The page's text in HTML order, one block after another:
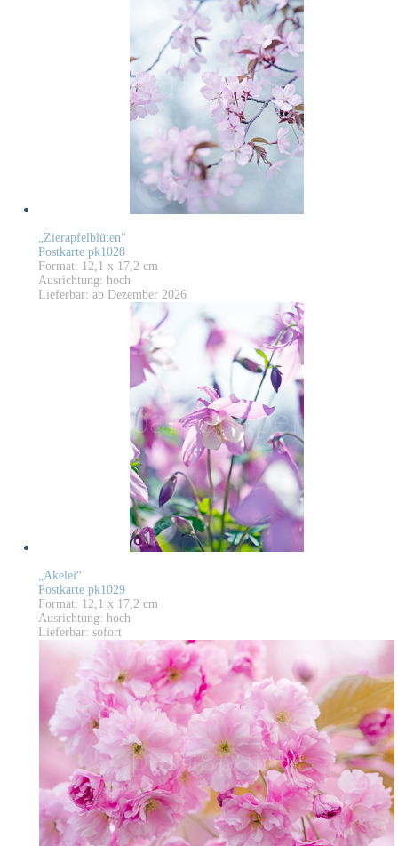
„Zierapfelblüten“
Postkarte pk1028
Format: 12,1 x 17,2 cm
Ausrichtung: hoch
Lieferbar: ab Dezember 2026
„Akelei“
Postkarte pk1029
Format: 12,1 x 17,2 cm
Ausrichtung: hoch
Lieferbar: sofort